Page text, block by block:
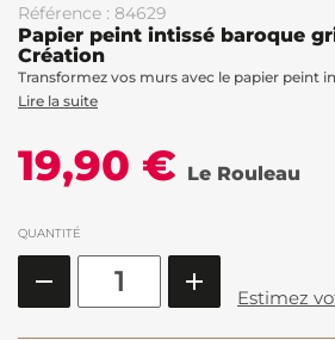
Référence : 84629
Papier peint intissé baroque
Création
Transformez vos murs avec le papier peint
Lire la suite
19,90 € Le Rouleau
QUANTITÉ
Estimez